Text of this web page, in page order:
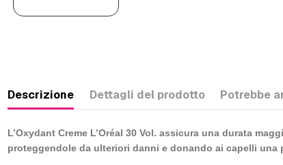
Descrizione Dettagli del prodotto Potrebbe
L’Oxydant Creme L’Oréal 30 Vol.assicura una durata
proteggendole da ulteriori danni e donando ai capelli